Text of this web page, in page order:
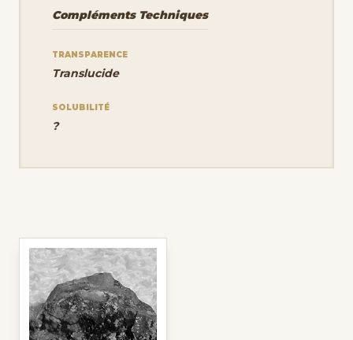
Compléments Techniques
TRANSPARENCE
Translucide
SOLUBILITÉ
?